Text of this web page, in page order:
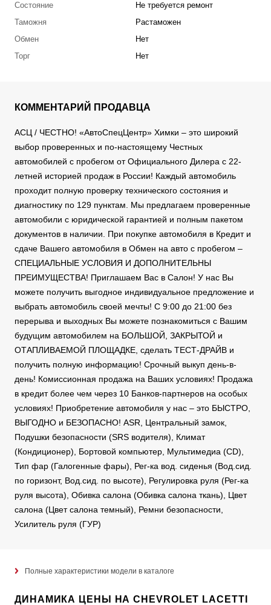
Состояние
Не требуется ремонт
Таможня
Растаможен
Обмен
Нет
Торг
Нет
КОММЕНТАРИЙ ПРОДАВЦА
АСЦ / ЧЕСТНО! «АвтоСпецЦентр» Химки – это широкий
выбор проверенных и по-настоящему Честных
автомобилей с пробегом от Официального Дилера с 22-
летней историей продаж в России! Каждый автомобиль
проходит полную проверку технического состояния и
диагностику по 129 пунктам. Мы предлагаем проверенные
автомобили с юридической гарантией и полным пакетом
документов в наличии. При покупке автомобиля в Кредит и
сдаче Вашего автомобиля в Обмен на авто с пробегом –
СПЕЦИАЛЬНЫЕ УСЛОВИЯ И ДОПОЛНИТЕЛЬНЫ
ПРЕИМУЩЕСТВА! Приглашаем Вас в Салон! У нас Вы
можете получить выгодное индивидуальное предложение и
выбрать автомобиль своей мечты! С 9:00 до 21:00 без
перерыва и выходных Вы можете познакомиться с Вашим
будущим автомобилем на БОЛЬШОЙ, ЗАКРЫТОЙ и
ОТАПЛИВАЕМОЙ ПЛОЩАДКЕ, сделать ТЕСТ-ДРАЙВ и
получить полную информацию! Срочный выкуп день-в-
день! Комиссионная продажа на Ваших условиях! Продажа
в кредит более чем через 10 Банков-партнеров на особых
условиях! Приобретение автомобиля у нас – это БЫСТРО,
ВЫГОДНО и БЕЗОПАСНО! ASR, Центральный замок,
Подушки безопасности (SRS водителя), Климат
(Кондиционер), Бортовой компьютер, Мультимедиа (CD),
Тип фар (Галогенные фары), Рег-ка вод. сиденья (Вод.сид.
по горизонт, Вод.сид. по высоте), Регулировка руля (Рег-ка
руля высота), Обивка салона (Обивка салона ткань), Цвет
салона (Цвет салона темный), Ремни безопасности,
Усилитель руля (ГУР)
Полные характеристики модели в каталоге
ДИНАМИКА ЦЕНЫ НА CHEVROLET LACETTI